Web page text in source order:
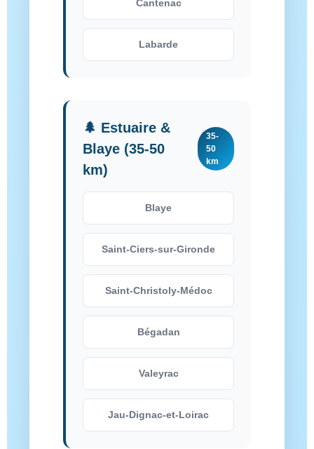
Cantenac
Labarde
🌲 Estuaire &
Blaye (35-50
km)
35-
50
km
Blaye
Saint-Ciers-sur-Gironde
Saint-Christoly-Médoc
Bégadan
Valeyrac
Jau-Dignac-et-Loirac